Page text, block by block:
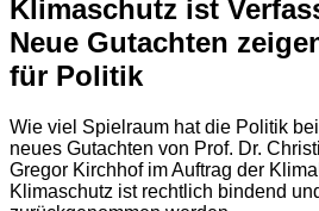
Klimaschutz ist
Neue Gutachten
für Politik
Wie viel Spielraum hat die Politik
neues Gutachten von Prof. Dr.
Gregor Kirchhof im Auftrag der
Klimaschutz ist rechtlich bindend